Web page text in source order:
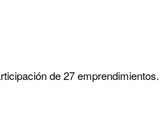
de 27 emprendimientos.